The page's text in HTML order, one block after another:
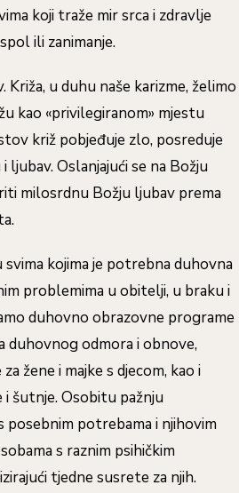
koji traže mir srca i zdravlje
ili zanimanje.
u duhu naše karizme, želimo
kao «privilegiranom» mjestu
križ pobjeđuje zlo, posreduje
ljubav. Oslanjajući se na Božju
milosrdnu Božju ljubav prema
kojima je potrebna duhovna
problemima u obitelji, u braku i
duhovno obrazovne programe
duhovnog odmora i obnove,
žene i majke s djecom, kao i
šutnje. Osobitu pažnju
posebnim potrebama i njihovim
s raznim psihičkim
tjedne susrete za njih.